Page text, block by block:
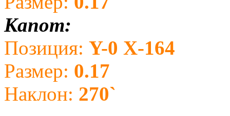
Капот:
Позиция: Y-0 X-164
Размер: 0.17
Наклон: 270`